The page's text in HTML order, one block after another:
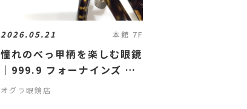
2026.05.21 本館 7F
憧れのべっ甲柄を楽しむ眼鏡
｜999.9 フォーナインズ ハ
イエンドライン
オグラ眼鏡店